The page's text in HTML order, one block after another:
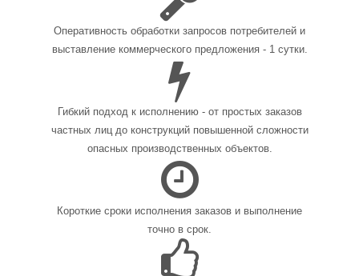
Оперативность обработки запросов потребителей и
выставление коммерческого предложения - 1 сутки.
Гибкий подход к исполнению - от простых заказов
частных лиц до конструкций повышенной сложности
опасных производственных объектов.
Короткие сроки исполнения заказов и выполнение
точно в срок.